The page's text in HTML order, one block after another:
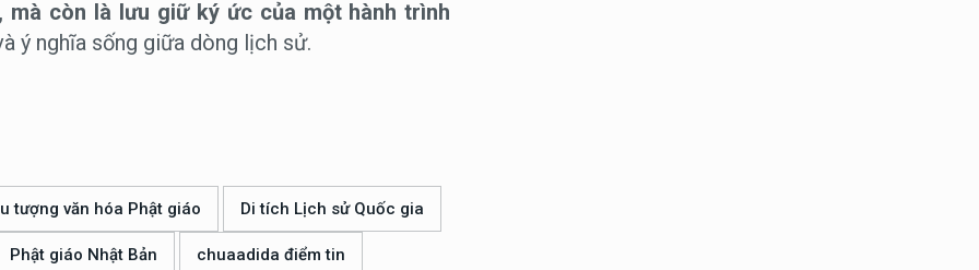
còn là lưu giữ ký ức của một hành trình
ý nghĩa sống giữa dòng lịch sử.
tượng văn hóa Phật giáo Di tích Lịch sử Quốc gia
Phật giáo Nhật Bản chuaadida điểm tin